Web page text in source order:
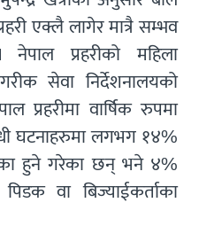
एक्लै लागेर मात्रै सम्भव
प्रहरीको महिला
सेवा निर्देशनालयको
प्रहरीमा वार्षिक रुपमा
घटनाहरुमा लगभग १४%
हुने गरेका छन् भने ४%
वा बिज्याईकर्ताका